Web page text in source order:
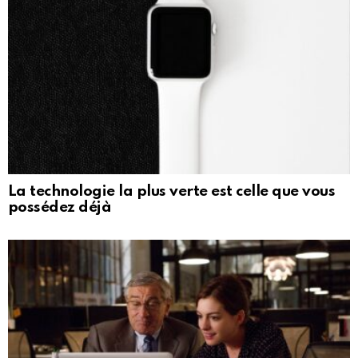
La technologie la plus verte est celle que vous
possédez déjà